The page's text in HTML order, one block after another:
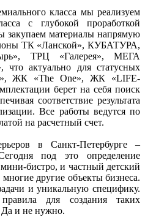
класса мы реализуем
с глубокой проработкой
закупаем материалы напрямую
ТК «Ланской», КУБАТУРА,
ТРЦ «Галерея», МЕГА
актуально для статусных
ЖК «The One», ЖК «LIFE-
берет на себя поиск
соответствие результата
Все работы ведутся по
на расчетный счет.
в Санкт-Петербурге –
под это определение
бистро, и частный детский
другие объекты бизнеса.
и уникальную специфику.
для создания таких
Да и не нужно.